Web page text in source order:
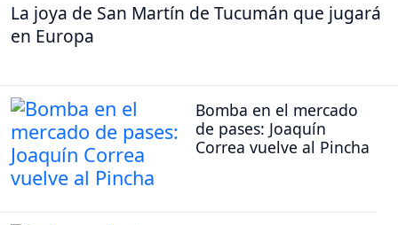
La joya de San Martín de Tucumán que jugará
en Europa
Bomba en el mercado
de pases: Joaquín
Correa vuelve al Pincha